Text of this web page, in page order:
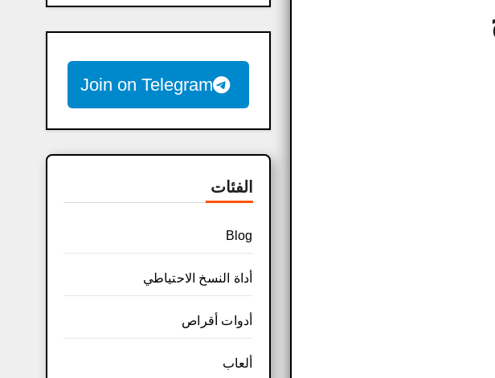
Join on Telegram
الفئات
Blog
أداة النسخ الاحتياطي
أدوات أقراص
ألعاب